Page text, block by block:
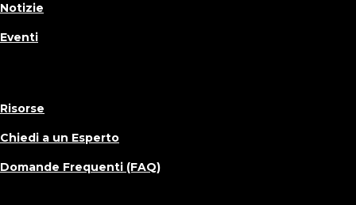
Notizie
Eventi
Risorse
Chiedi a un Esperto
Domande Frequenti (FAQ)